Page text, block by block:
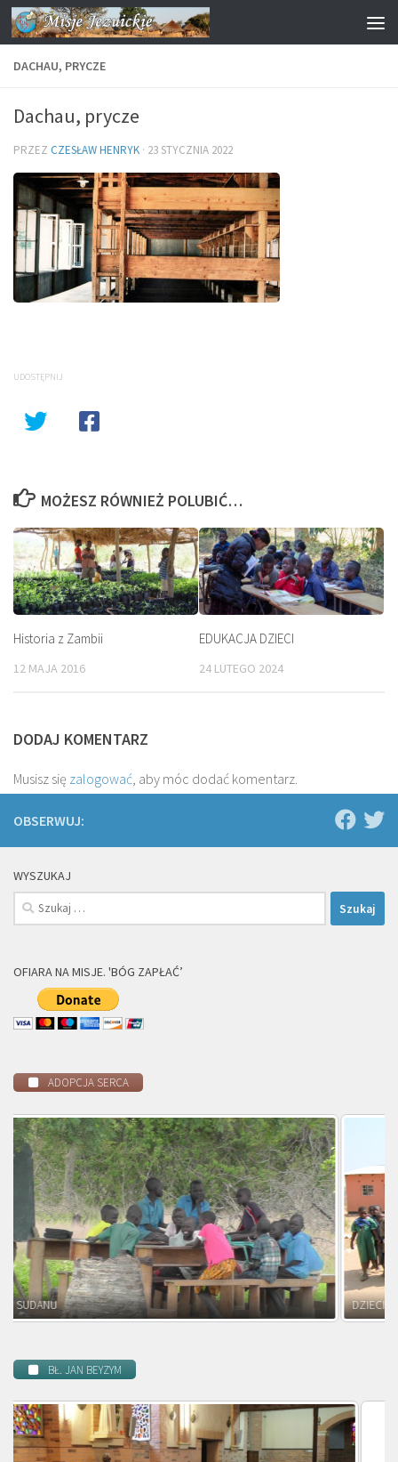
Przejdź do treści
DACHAU, PRYCZE
Dachau, prycze
PRZEZ CZESŁAW HENRYK · 23 STYCZNIA 2022
UDOSTĘPNIJ
MOŻESZ RÓWNIEŻ POLUBIĆ…
Historia z Zambii
12 MAJA 2016
EDUKACJA DZIECI
24 LUTEGO 2024
DODAJ KOMENTARZ
Musisz się zalogować, aby móc dodać komentarz.
OBSERWUJ:
WYSZUKAJ
Szukaj:
OFIARA NA MISJE. 'BÓG ZAPŁAĆ’
ADOPCJA SERCA
DZIECI ZAMBII
BŁ. JAN BEYZYM